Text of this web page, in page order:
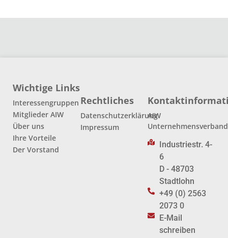
Wichtige Links
Interessengruppen
Mitglieder AIW
Über uns
Ihre Vorteile
Der Vorstand
Rechtliches
Datenschutzerklärung
Impressum
AIW
Unternehmensverband
Industriestr. 4-
6
D - 48703
Stadtlohn
+49 (0) 2563
2073 0
E-Mail
schreiben